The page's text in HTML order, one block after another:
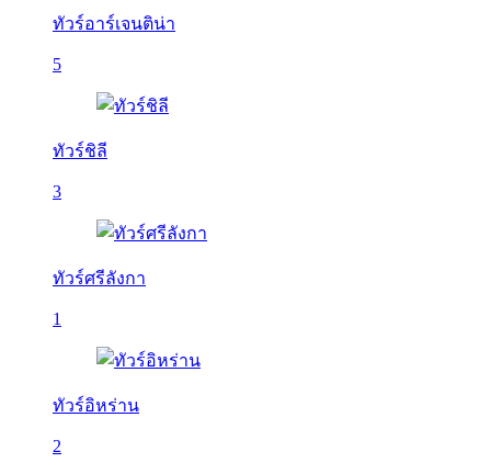
ทัวร์อาร์เจนติน่า
5
ทัวร์ชิลี
3
ทัวร์ศรีลังกา
1
ทัวร์อิหร่าน
2